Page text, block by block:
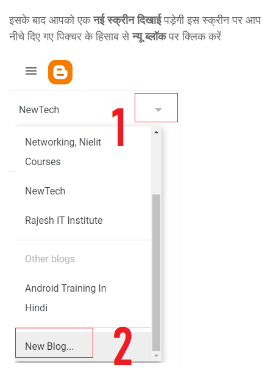
इसके बाद आपको एकनई स्क्रीन दिखाईपड़ेगी इस स्क्रीन पर आप
नीचे दिए गए पिक्चर के हिसाब सेन्यू ब्लॉकपर क्लिक करें